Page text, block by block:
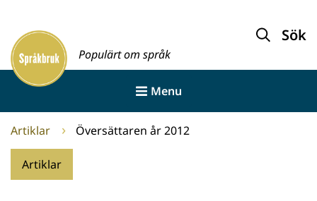
innehållet
Framsida
Populärt om språk
Sök
Menu
Artiklar Översättaren år 2012
Artiklar